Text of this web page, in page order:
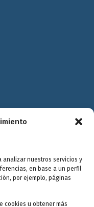
analizar nuestros servicios y
en base a un perfil
por ejemplo, páginas
cookies u obtener más